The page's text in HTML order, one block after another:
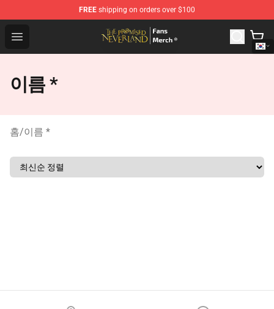
FREE shipping on orders over $100
Open menu
The Promised Neverland Store - Official The Promised
이름 *
홈/이름 *